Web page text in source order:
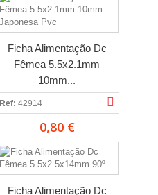
Ficha Alimentação Dc
Fêmea 5.5x2.1mm
10mm...
Ref: 42914
0,80 €
Ficha Alimentação Dc